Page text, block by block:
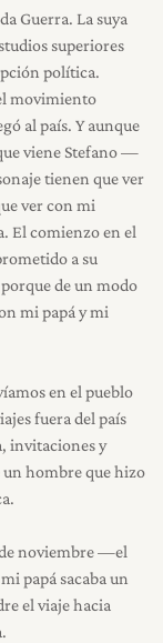
Guerra. La suya
superiores
política.
movimiento
al país. Y aunque
viene Stefano —
tienen que ver
ver con mi
El comienzo en el
a su
de un modo
mi papá y mi
en el pueblo
fuera del país
invitaciones y
un hombre que hizo
de noviembre —el
papá sacaba un
el viaje hacia